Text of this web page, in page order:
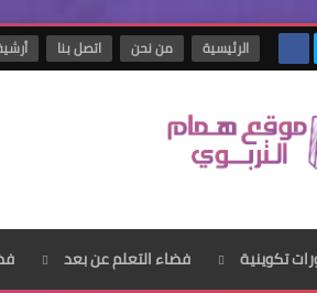
الرئيسية من نحن اتصل بنا
تكوينية فضاء التعلم عن بعد